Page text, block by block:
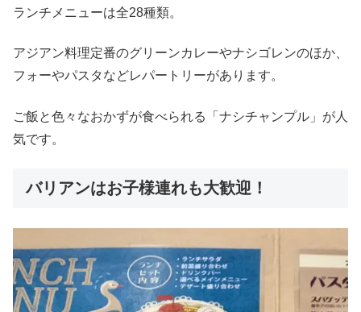
ランチメニューは全28種類。
アジアン料理定番のグリーンカレーやナシゴレンのほか、
フォーやパスタなどレパートリーがあります。
ご飯と色々なおかずが食べられる「ナシチャンプル」が人
気です。
バリアンはお子様連れも大歓迎！